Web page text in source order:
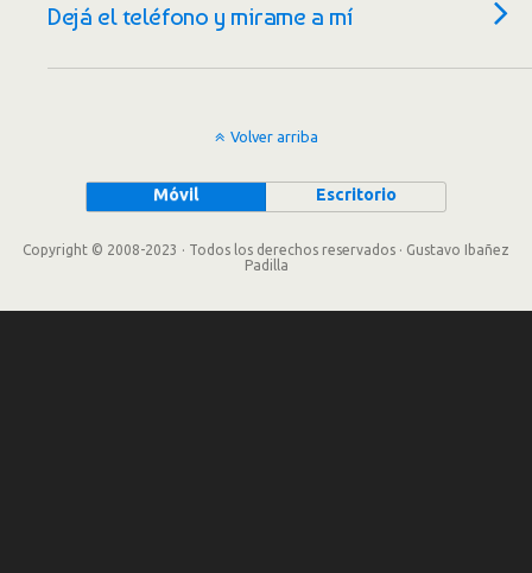
Dejá el teléfono y mirame a mí
Volver arriba
Móvil Escritorio
Copyright © 2008-2023 · Todos los derechos reservados · Gustavo Ibañez
Padilla